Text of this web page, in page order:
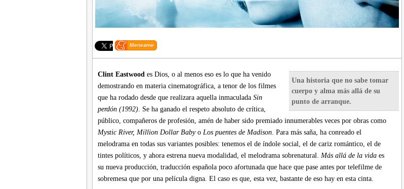
Una historia que no sabe tomar
cuerpo y alma más allá de su
punto de arranque.
Clint Eastwoodes Dios, o al menos eso es lo que ha venido
demostrando en materia cinematográfica, a tenor de los filmes
que ha rodado desde que realizara aquella inmaculada Sin
perdón (1992). Se ha ganado el respeto absoluto de crítica,
público, compañeros de profesión, amén de haber sido premiado innumerables veces por obras como
Mystic River, Million Dollar Babyo Los puentes de Madison. Para más saña, ha conreado el
melodrama en todas sus variantes posibles: tenemos el de índole social, el de cariz romántico, el de
tintes políticos, y ahora estrena nueva modalidad, el melodrama sobrenatural. Más allá de la vidaes
su nueva producción, traducción española poco afortunada que hace que pase antes por telefilme de
sobremesa que por una película digna. El caso es que, esta vez, bastante de eso hay en esta cinta.